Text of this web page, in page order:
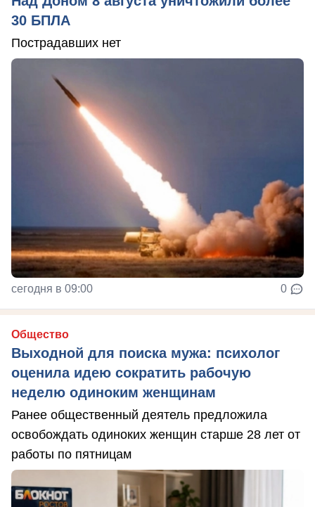
30 БПЛА
Пострадавших нет
сегодня в 09:00 0
Общество
Выходной для поиска мужа: психолог
оценила идею сократить рабочую
неделю одиноким женщинам
Ранее общественный деятель предложила
освобождать одиноких женщин старше 28 лет от
работы по пятницам